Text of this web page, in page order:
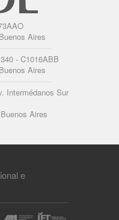
Aires
- C1016ABB
Aires
Intermédanos Sur
Aires
e